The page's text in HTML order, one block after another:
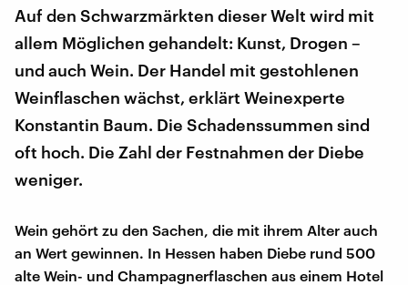
Auf den Schwarzmärkten dieser Welt wird mit
allem Möglichen gehandelt: Kunst, Drogen –
und auch Wein. Der Handel mit gestohlenen
Weinflaschen wächst, erklärt Weinexperte
Konstantin Baum. Die Schadenssummen sind
oft hoch. Die Zahl der Festnahmen der Diebe
weniger.
Wein gehört zu den Sachen, die mit ihrem Alter auch
an Wert gewinnen. In Hessen haben Diebe rund 500
alte Wein- und Champagnerflaschen aus einem Hotel